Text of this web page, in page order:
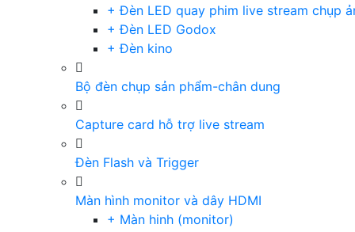
+ Đèn LED quay phim live stream chụp
+ Đèn LED Godox
+ Đèn kino
Bộ đèn chụp sản phẩm-chân dung
Capture card hỗ trợ live stream
Đèn Flash và Trigger
Màn hình monitor và dây HDMI
+ Màn hinh (monitor)